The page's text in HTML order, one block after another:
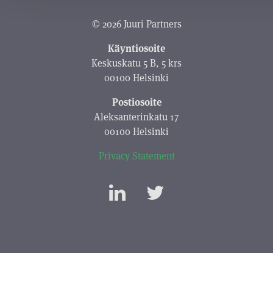
© 2026 Juuri Partners
Käyntiosoite
Keskuskatu 5 B, 5 krs
00100 Helsinki
Postiosoite
Aleksanterinkatu 17
00100 Helsinki
Privacy Statement